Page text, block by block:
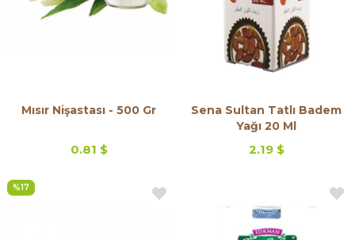
Mısır Nişastası - 500 Gr
0.81 $
Sena Sultan Tatlı Badem
Yağı 20 Ml
2.19 $
%17